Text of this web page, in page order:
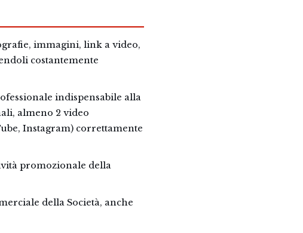
immagini, link a video,
costantemente
indispensabile alla
almeno 2 video
Instagram) correttamente
promozionale della
della Società, anche